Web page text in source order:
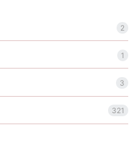
2
1
3
321